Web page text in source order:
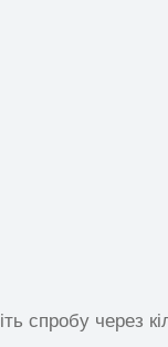
спробу через